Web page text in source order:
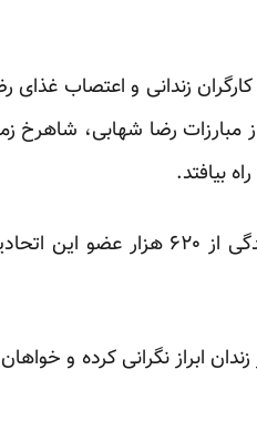
زندانی و اعتصاب غذای
رضا شهابی، شاهرخ
بیافتد.
در همین راستا اتحادیه کارگران خدمات عمومی کانادا، در نامه‌ای سرگشاده به
ابراز نگرانی کرده و